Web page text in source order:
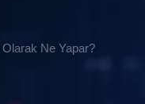
Ne Yapar?